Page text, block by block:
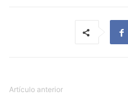
Artículo anterior